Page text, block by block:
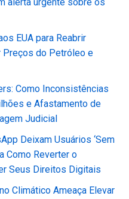
alerta urgente sobre os
EUA para Reabrir
Preços do Petróleo e
Como Inconsistências
e Afastamento de
Judicial
Deixam Usuários ‘Sem
Como Reverter o
Seus Direitos Digitais
Climático Ameaça Elevar